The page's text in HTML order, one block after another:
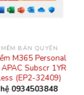
BẢN QUYỀN
M365 Personal
Subscr 1YR
(EP2-32409)
0934503848